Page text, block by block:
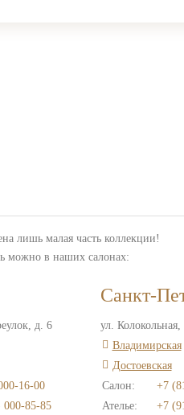
лишь малая часть коллекции!
можно в наших салонах:
д. 6
16-00
000-85-85
Санкт-
ул. Колокольная,
Владимирская
Достоевская
Салон:
+7
Ателье:
+7